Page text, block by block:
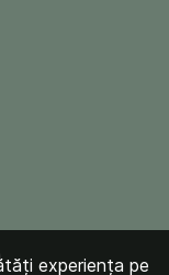
experiența pe